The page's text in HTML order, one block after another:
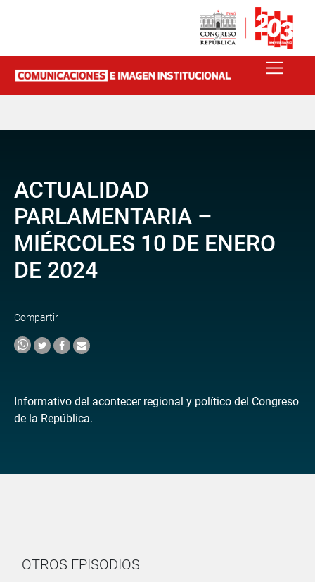
ACTUALIDAD
PARLAMENTARIA –
MIÉRCOLES 10 DE ENERO
DE 2024
Compartir
Informativo del acontecer regional y político del Congreso
de la República.
OTROS EPISODIOS